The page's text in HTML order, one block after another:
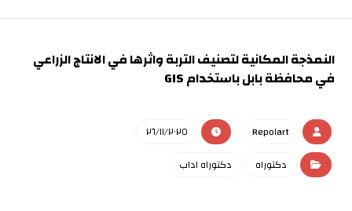
النمذجة المكانية لتصنيف التربة واثرها في الانتاج الزراعي
في محافظة بابل باستخدام GIS
Repo١art
٢٦/١١/٢٠٢٥
دكتوراه
دكتوراه اداب